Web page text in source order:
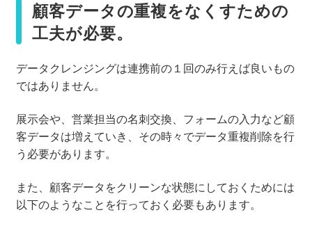
顧客データの重複をなくすための
工夫が必要。
データクレンジングは連携前の１回のみ行えば良いもの
ではありません。
展示会や、営業担当の名刺交換、フォームの入力など顧
客データは増えていき、その時々でデータ重複削除を行
う必要があります。
また、顧客データをクリーンな状態にしておくためには
以下のようなことを行っておく必要もあります。